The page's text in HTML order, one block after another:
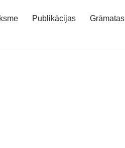
Publikācijas Grāmatas